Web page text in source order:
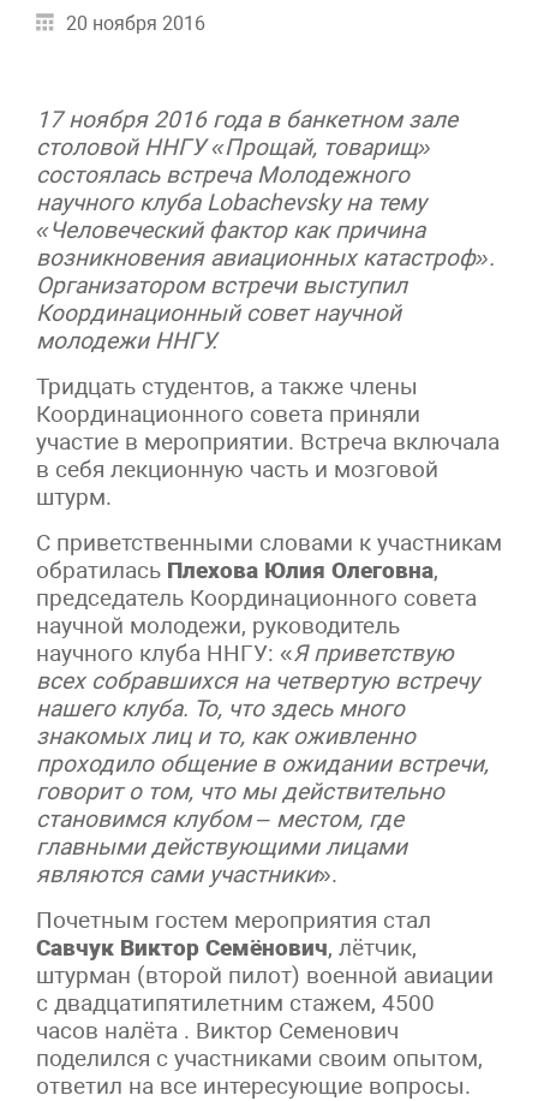
20 ноября 2016
17 ноября 2016 года в банкетном зале
столовой ННГУ «Прощай, товарищ»
состоялась встреча Молодежного
научного клуба Lobachevsky на тему
«Человеческий фактор как причина
возникновения авиационных катастроф».
Организатором встречи выступил
Координационный совет научной
молодежи ННГУ.
Тридцать студентов, а также члены
Координационного совета приняли
участие в мероприятии. Встреча включала
в себя лекционную часть и мозговой
штурм.
С приветственными словами к участникам
обратилась Плехова Юлия Олеговна,
председатель Координационного совета
научной молодежи, руководитель
научного клуба ННГУ: «Я приветствую
всех собравшихся на четвертую встречу
нашего клуба. То, что здесь много
знакомых лиц и то, как оживленно
проходило общение в ожидании встречи,
говорит о том, что мы действительно
становимся клубом – местом, где
главными действующими лицами
являются сами участники».
Почетным гостем мероприятия стал
Савчук Виктор Семёнович, лётчик,
штурман (второй пилот) военной авиации
с двадцатипятилетним стажем, 4500
часов налёта . Виктор Семенович
поделился с участниками своим опытом,
ответил на все интересующие вопросы.